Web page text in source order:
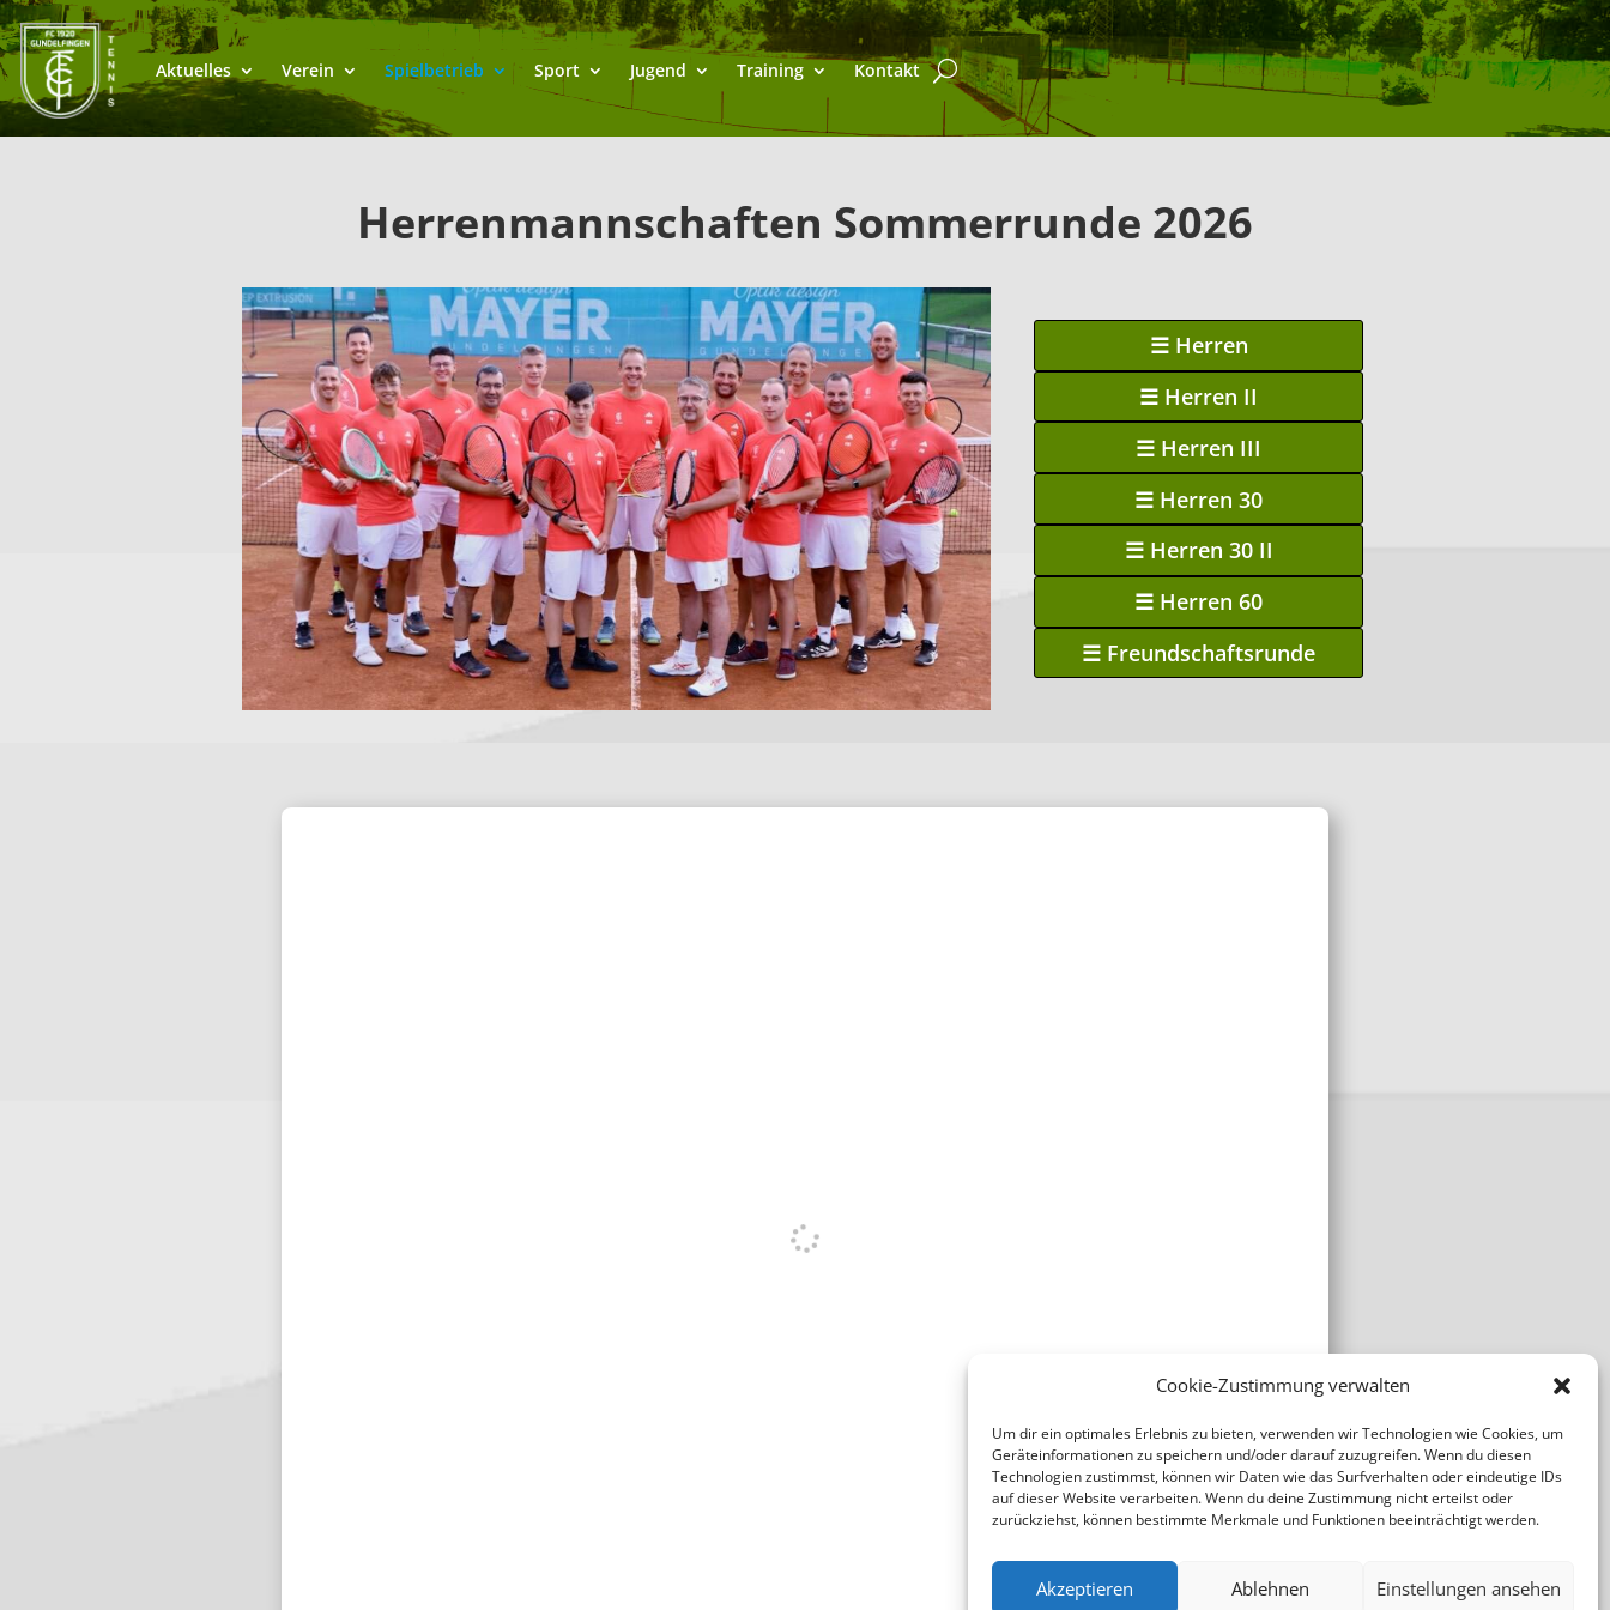
Cookie-Zustimmung verwalten
Um dir ein optimales Erlebnis zu bieten, verwenden wir Technologien wie Cookies, um
Geräteinformationen zu speichern und/oder darauf zuzugreifen. Wenn du diesen
Technologien zustimmst, können wir Daten wie das Surfverhalten oder eindeutige IDs
auf dieser Website verarbeiten. Wenn du deine Zustimmung nicht erteilst oder
zurückziehst, können bestimmte Merkmale und Funktionen beeinträchtigt werden.
Akzeptieren Ablehnen Einstellungen ansehen
Aktuelles Verein Spielbetrieb Sport Jugend Training Kontakt
Herrenmannschaften Sommerrunde 2026
☰ Herren
☰ Herren II
☰ Herren III
☰ Herren 30
☰ Herren 30 II
☰ Herren 60
☰ Freundschaftsrunde